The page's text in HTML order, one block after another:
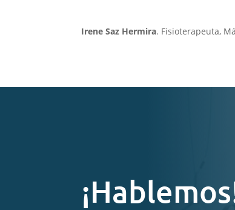
Irene Saz Hermira. Fisioterapeuta,